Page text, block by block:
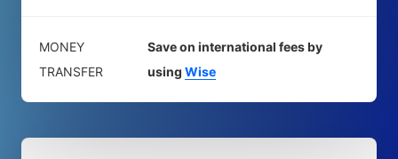
MONEY
TRANSFER
Save on international fees by
using Wise